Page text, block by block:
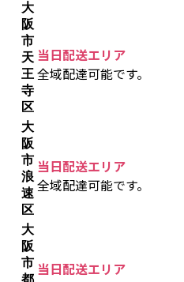
大
阪
市
天
王
寺
区
当日配送エリア
全域配達可能です。
大
阪
市
浪
速
区
当日配送エリア
全域配達可能です。
大
阪
市 当日配送エリア